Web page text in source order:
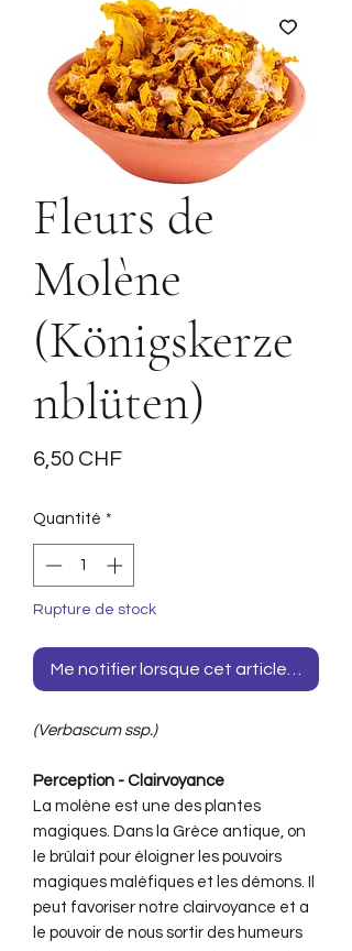
Fleurs de
Molène
(Königskerze
nblüten)
6,50 CHFPrix
Quantité *
Rupture de stock
Me notifier lorsque cet article est
(Verbascum ssp.)
Perception - Clairvoyance
La molène est une des plantes
magiques. Dans la Grèce antique, on
le brûlait pour éloigner les pouvoirs
magiques maléfiques et les démons. Il
peut favoriser notre clairvoyance et a
le pouvoir de nous sortir des humeurs